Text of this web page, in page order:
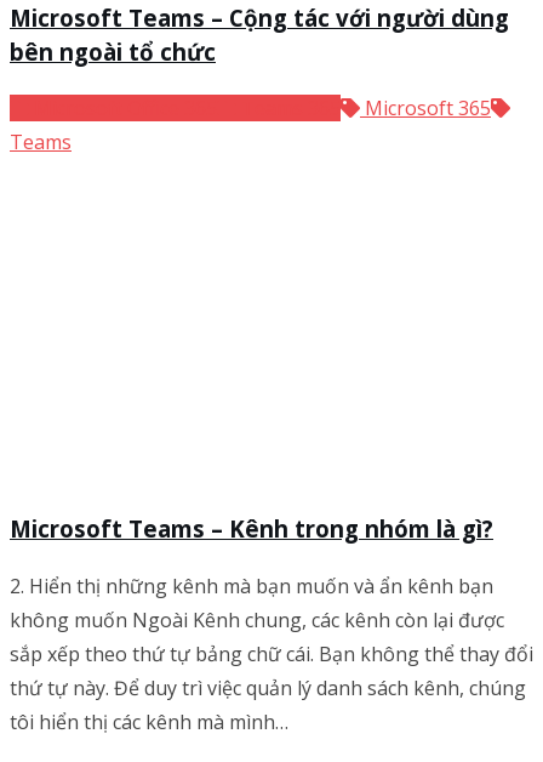
Microsoft Teams – Cộng tác với người dùng
bên ngoài tổ chức
Microsoft 365
Teams
Microsoft Teams – Kênh trong nhóm là gì?
2. Hiển thị những kênh mà bạn muốn và ẩn kênh bạn
không muốn Ngoài Kênh chung, các kênh còn lại được
sắp xếp theo thứ tự bảng chữ cái. Bạn không thể thay đổi
thứ tự này. Để duy trì việc quản lý danh sách kênh, chúng
tôi hiển thị các kênh mà mình…